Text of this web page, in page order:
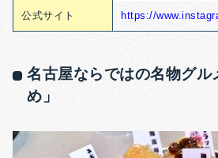
公式サイト https://
名古屋ならではの名物グル
め」